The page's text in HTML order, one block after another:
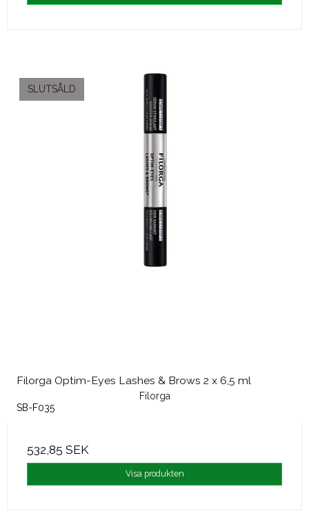
SLUTSÅLD
Filorga Optim-Eyes Lashes & Brows 2 x 6,5 ml
Filorga
SB-F035
532,85 SEK
Visa produkten